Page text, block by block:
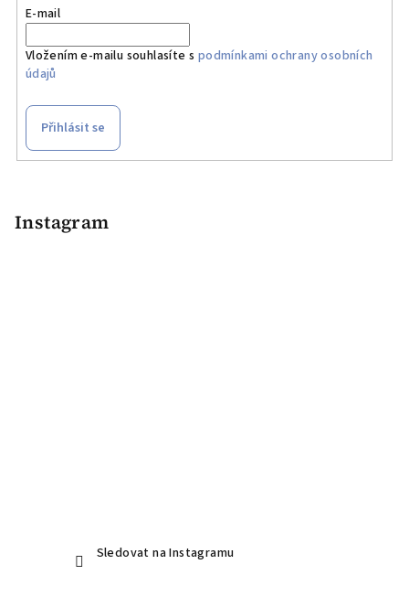
k
i
E-mail
Vložením e-mailu souhlasíte s podmínkami ochrany osobních
údajů
Přihlásit se
Instagram
Sledovat na Instagramu